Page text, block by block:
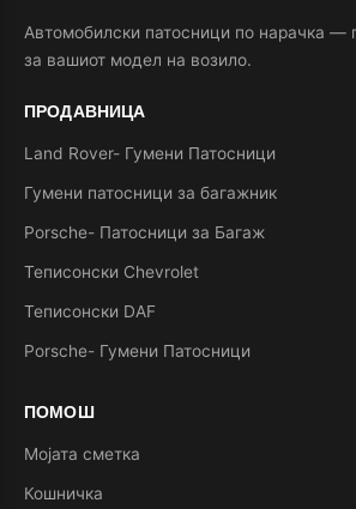
Автомобилски патосници по нарачка —
за вашиот модел на возило.
ПРОДАВНИЦА
Land Rover- Гумени Патосници
Гумени патосници за багажник
Porsche- Патосници за Багаж
Теписонски Chevrolet
Теписонски DAF
Porsche- Гумени Патосници
ПОМОШ
Мојата сметка
Кошничка